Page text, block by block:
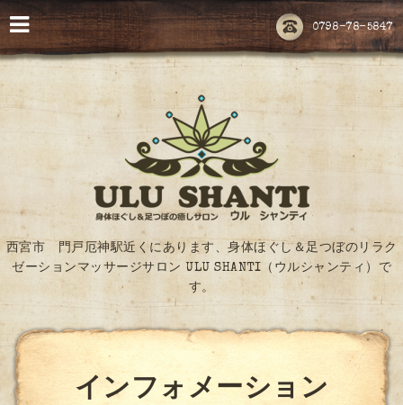
0798-78-5847
西宮市 門戸厄神駅近くにあります、身体ほぐし＆足つぼのリラク
ゼーションマッサージサロン ULU SHANTI（ウルシャンティ）で
す。
インフォメーション